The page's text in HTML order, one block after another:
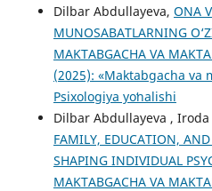
Dilbar Abdullayeva, ONA
MUNOSABATLARNING
MAKTABGACHA VA
(2025): «Maktabgacha va
Psixologiya yoʻnalishi
Dilbar Abdullayeva , Iroda
FAMILY, EDUCATION,
SHAPING INDIVIDUAL
MAKTABGACHA VA